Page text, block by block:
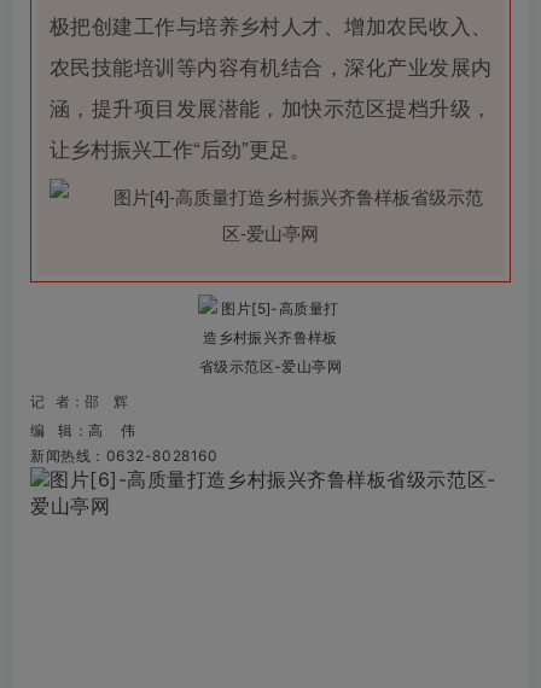
极把创建工作与培养乡村人才、增加农民收入、
农民技能培训等内容有机结合，深化产业发展内
涵，提升项目发展潜能，加快示范区提档升级，
让乡村振兴工作“后劲”更足。
记 者 ： 邵 辉
编 辑：高 伟
新闻热线：0632-8028160